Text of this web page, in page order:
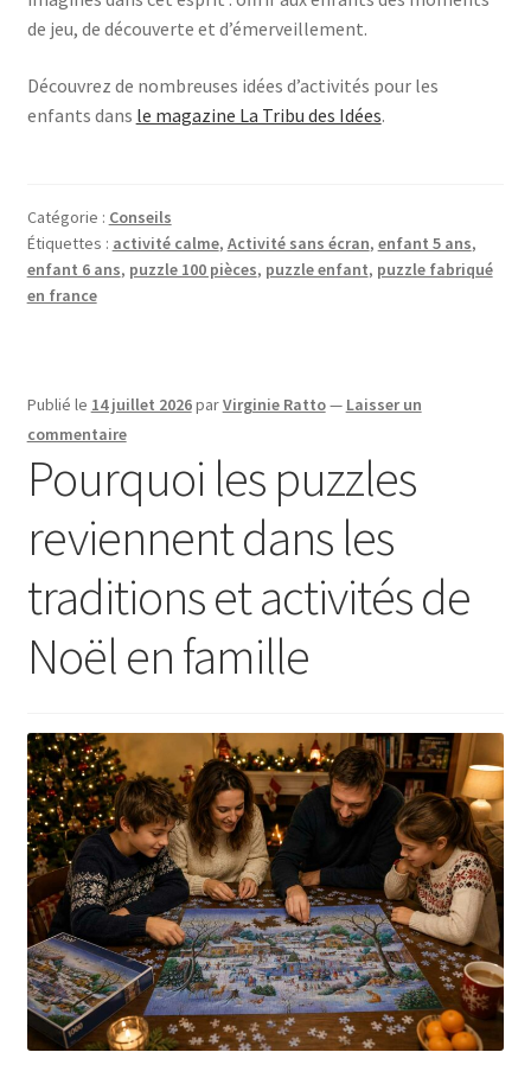
de jeu, de découverte et d’émerveillement.
Découvrez de nombreuses idées d’activités pour les
enfants dans le magazine La Tribu des Idées.
Catégorie : Conseils
Étiquettes : activité calme, Activité sans écran, enfant 5 ans,
enfant 6 ans, puzzle 100 pièces, puzzle enfant, puzzle fabriqué
en france
Publié le 14 juillet 2026parVirginie Ratto— Laisser un
commentaire
Pourquoi les puzzles
reviennent dans les
traditions et activités de
Noël en famille